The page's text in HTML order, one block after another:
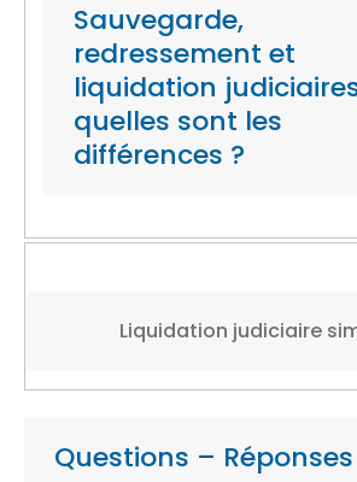
Sauvegarde,
redressement et
liquidation
quelles sont les
différences ?
Liquidation judiciaire
Questions – Réponses